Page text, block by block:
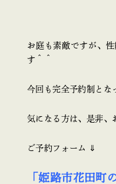
お庭も素敵ですが、
す＾＾
今回も完全予約制とな
気になる方は、是非、
ご予約フォーム ⇓
「姫路市花田町